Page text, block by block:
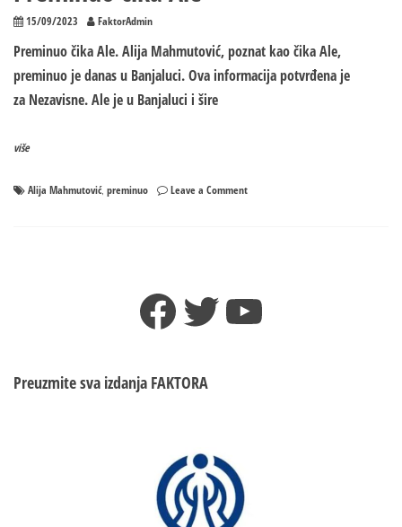
15/09/2023 FaktorAdmin
Preminuo čika Ale. Alija Mahmutović, poznat kao čika Ale,
preminuo je danas u Banjaluci. Ova informacija potvrđena je
za Nezavisne. Ale je u Banjaluci i šire
više
Alija Mahmutović, preminuo Leave a Commenton
Facebook
TwitterYouTube
Preuzmite sva izdanja FAKTORA